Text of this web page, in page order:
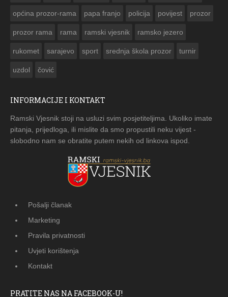
općina prozor-rama papa franjo policija povijest prozor
prozor rama rama ramski vjesnik ramsko jezero
rukomet sarajevo sport srednja škola prozor turnir
uzdol čović
INFORMACIJE I KONTAKT
Ramski Vjesnik stoji na usluzi svim posjetiteljima. Ukoliko imate
pitanja, prijedloga, ili mislite da smo propustili neku vijest -
slobodno nam se obratite putem nekih od linkova ispod.
Pošalji članak
Marketing
Pravila privatnosti
Uvjeti korištenja
Kontakt
PRATITE NAS NA FACEBOOK-U!